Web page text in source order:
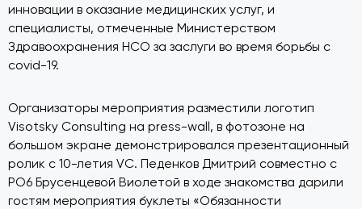
инновации в оказание медицинских услуг, и
специалисты, отмеченные Министерством
Здравоохранения НСО за заслуги во время борьбы с
covid-19.
Организаторы мероприятия разместили логотип
Visotsky Consulting на press-wall, в фотозоне на
большом экране демонстрировался презентационный
ролик с 10-летия VC. Педенков Дмитрий совместно с
РО6 Брусенцевой Виолетой в ходе знакомства дарили
гостям мероприятия буклеты «Обязанности